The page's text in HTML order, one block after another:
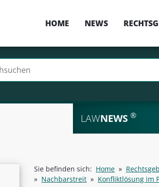
HOME NEWS
LAWNEWS ®
Sie befinden sich: Home »
» Nachbarstreit » Konfliktlösung im